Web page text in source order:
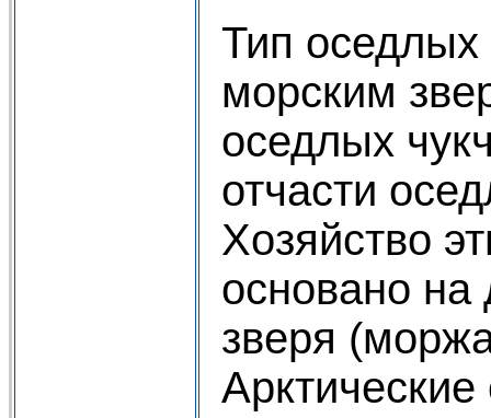
Тип оседлых
морским
оседлых
отчасти
Хозяйство
основано на
зверя